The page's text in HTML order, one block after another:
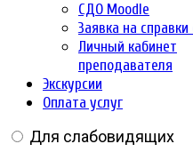
СДО Moodle
Заявка на
Личный кабинет
преподавателя
Экскурсии
Оплата услуг
Для слабовидящих